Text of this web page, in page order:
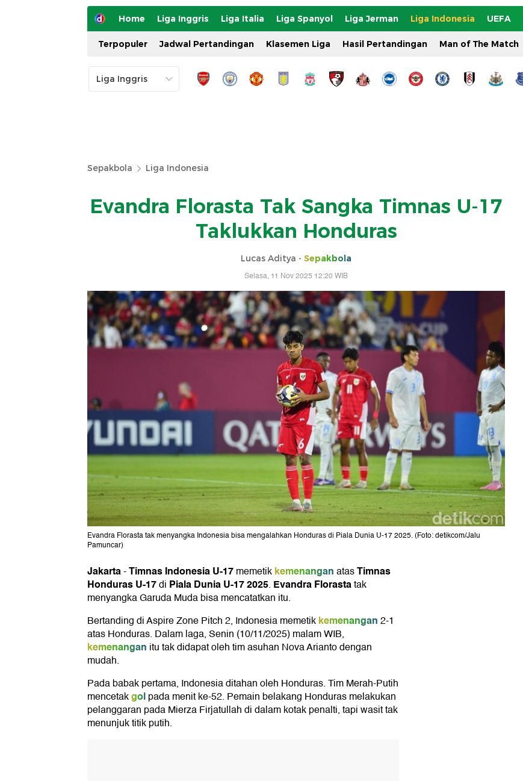
Home Liga Inggris Liga Italia Liga Spanyol Liga Jerman Liga Indonesia UEFA
Terpopuler Jadwal Pertandingan Klasemen Liga Hasil Pertandingan Man of The Match
Sepakbola Liga Indonesia
Evandra Florasta Tak Sangka Timnas U-17
Taklukkan Honduras
Lucas Aditya - Sepakbola
Selasa, 11 Nov 2025 12:20 WIB
Evandra Florasta tak menyangka Indonesia bisa mengalahkan Honduras di Piala Dunia U-17 2025. (Foto: detikcom/Jalu
Pamuncar)
Jakarta-Timnas Indonesia U-17memetikkemenanganatasTimnas
Honduras U-17di Piala Dunia U-17 2025. Evandra Florastatak
menyangka Garuda Muda bisa mencatatkan itu.
Bertanding di Aspire Zone Pitch 2, Indonesia memetikkemenangan2-1
atas Honduras. Dalam laga, Senin (10/11/2025) malam WIB,
kemenangan itu tak didapat oleh tim asuhan Nova Arianto dengan
mudah.
Pada babak pertama, Indonesia ditahan oleh Honduras. Tim Merah-Putih
mencetakgolpada menit ke-52. Pemain belakang Honduras melakukan
pelanggaran pada Mierza Firjatullah di dalam kotak penalti, tapi wasit tak
menunjuk titik putih.